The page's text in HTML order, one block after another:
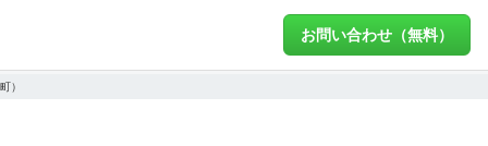
お問い合わせ（無料）
）